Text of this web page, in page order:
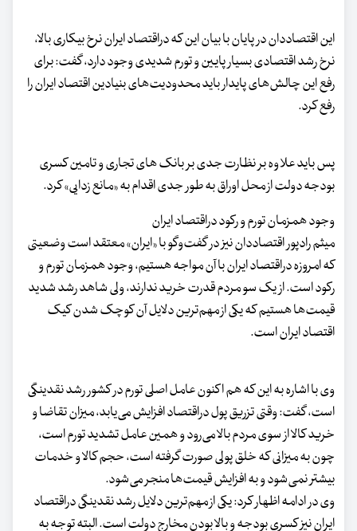
این اقتصاددان در پایان با بیان این که دراقتصاد ایران نرخ بیکاری بالا،
نرخ رشد اقتصادی بسیار پایین و تورم شدیدی وجود دارد، گفت: برای
رفع این چالش‌های پایدار باید محدودیت‌های بنیادین اقتصاد ایران را
رفع کرد.
پس باید علاوه بر نظارت جدی بر بانک های تجاری و تامین کسری
بودجه دولت از محل اوراق به طور جدی اقدام به «مانع زدایی» کرد.
وجود همزمان تورم و رکود دراقتصاد ایران
میثم رادپور اقتصاددان نیز در گفت‌وگو با «ایران» معتقد است وضعیتی
که امروزه دراقتصاد ایران با آن مواجه هستیم، وجود همزمان تورم و
رکود است. از یک سو مردم قدرت خرید ندارند، ولی شاهد رشد شدید
قیمت‌ها هستیم که یکی از مهم‌ترین دلایل آن کوچک شدن کیک
اقتصاد ایران است.
وی با اشاره به این که هم اکنون عامل اصلی تورم در کشور رشد نقدینگی
است، گفت: وقتی تزریق پول دراقتصاد افزایش می‌یابد، میزان تقاضا و
خرید کالا از سوی مردم بالا می‌رود و همین عامل تشدید تورم است،
چون به میزانی که خلق پولی صورت گرفته است، حجم کالا و خدمات
بیشتر نمی‌شود و به افزایش قیمت‌ها منجر می‌شود.
وی در ادامه اظهار کرد: یکی از مهم‌ترین دلایل رشد نقدینگی دراقتصاد
ایران نیز کسری بودجه و بالا بودن مخارج دولت است. البته توجه به